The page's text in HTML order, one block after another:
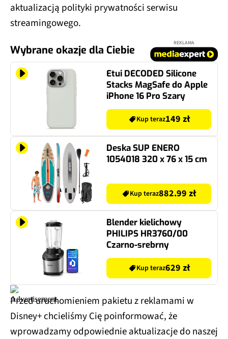
aktualizacją polityki prywatności serwisu
streamingowego.
Wybrane okazje dla Ciebie
REKLAMA
Etui DECODED Silicone
Stacks MagSafe do Apple
iPhone 16 Pro Szary
Kup teraz149 zł
Deska SUP ENERO
1054018 320 x 76 x 15 cm
Kup teraz882.99 zł
Blender kielichowy
PHILIPS HR3760/00
Czarno-srebrny
Kup teraz629 zł
Przed uruchomieniem pakietu z reklamami w
Disney+ chcieliśmy Cię poinformować, że
wprowadzamy odpowiednie aktualizacje do naszej